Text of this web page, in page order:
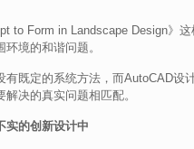
to Form in Landscape Design》这
境的和谐问题。
有既定的系统方法，而AutoCAD设
决的真实问题相匹配。
实的创新设计中